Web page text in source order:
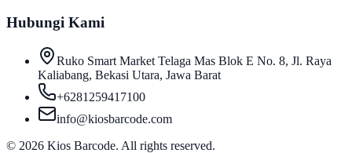
Hubungi Kami
Ruko Smart Market Telaga Mas Blok E No. 8, Jl. Raya
Kaliabang, Bekasi Utara, Jawa Barat
+6281259417100
info@kiosbarcode.com
© 2026 Kios Barcode. All rights reserved.